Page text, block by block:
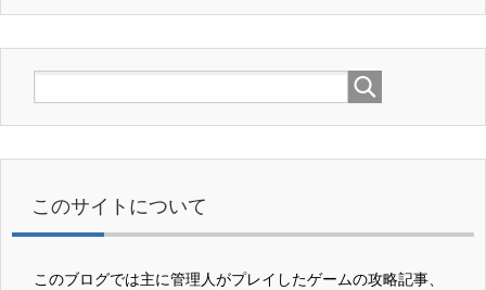
このサイトについて
このブログでは主に管理人がプレイしたゲームの攻略記事、